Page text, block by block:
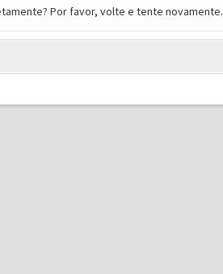
Por favor, volte e tente novamente.